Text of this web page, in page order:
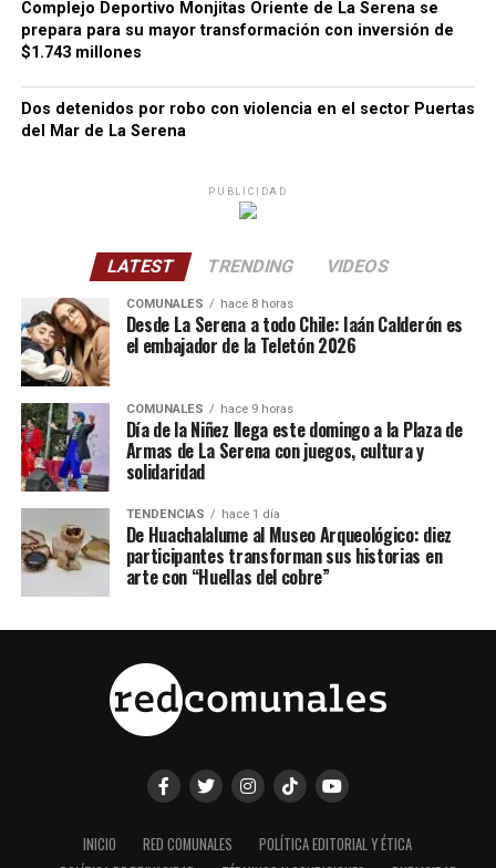
Complejo Deportivo Monjitas Oriente de La Serena se
prepara para su mayor transformación con inversión de
$1.743 millones
Dos detenidos por robo con violencia en el sector Puertas
del Mar de La Serena
PUBLICIDAD
LATEST TRENDING VIDEOS
COMUNALES hace 8 horas
Desde La Serena a todo Chile: Iaán Calderón es
el embajador de la Teletón 2026
COMUNALES hace 9 horas
Día de la Niñez llega este domingo a la Plaza de
Armas de La Serena con juegos, cultura y
solidaridad
TENDENCIAS hace 1 día
De Huachalalume al Museo Arqueológico: diez
participantes transforman sus historias en
arte con “Huellas del cobre”
INICIO RED COMUNALES
POLÍTICA EDITORIAL Y ÉTICA